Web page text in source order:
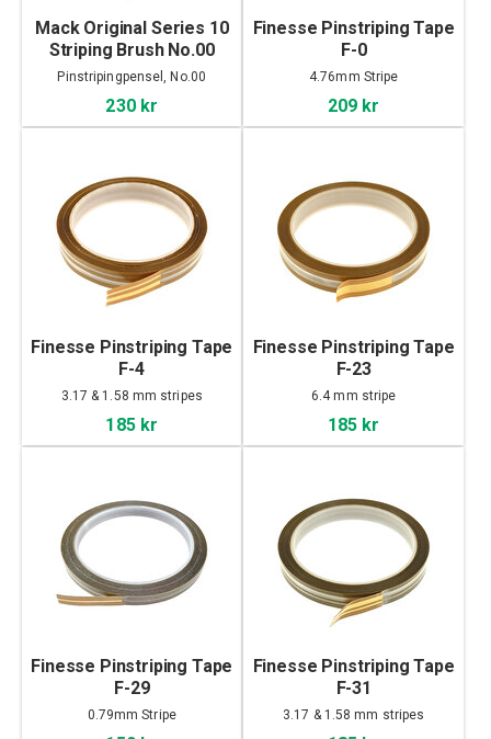
Mack Original Series 10
Striping Brush No.00
Pinstripingpensel, No.00
230 kr
Finesse Pinstriping Tape
F-0
4.76mm Stripe
209 kr
Finesse Pinstriping Tape
F-4
3.17 & 1.58 mm stripes
185 kr
Finesse Pinstriping Tape
F-23
6.4 mm stripe
185 kr
Finesse Pinstriping Tape
F-29
0.79mm Stripe
Finesse Pinstriping Tape
F-31
3.17 & 1.58 mm stripes